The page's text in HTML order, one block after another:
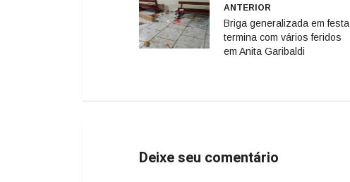
ANTERIOR
Briga generalizada em festa
termina com vários feridos
em Anita Garibaldi
Deixe seu comentário